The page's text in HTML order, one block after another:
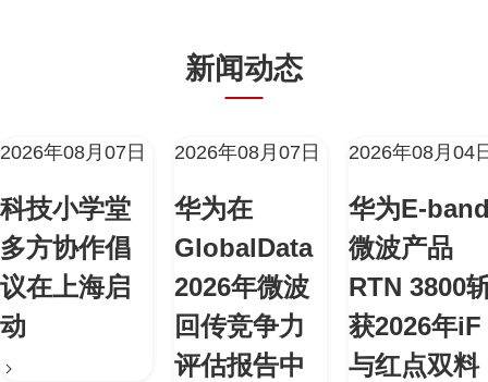
新闻动态
2026年08月07日
科技小学堂
多方协作倡
议在上海启
动
2026年08月07日
华为在
GlobalData
2026年微波
回传竞争力
评估报告中
2026年08月04
华为E-
微波产品
RTN 3800
获2026年iF
与红点双料